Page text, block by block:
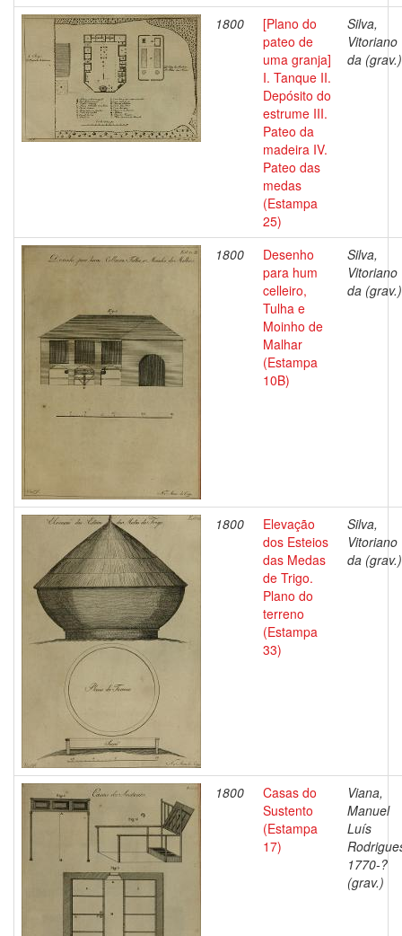
1800
[Plano do
pateo de
uma granja]
I. Tanque II.
Depósito do
estrume III.
Pateo da
madeira IV.
Pateo das
medas
(Estampa
25)
Silva,
Vitoriano
da (grav.)
1800
Desenho
para hum
celleiro,
Tulha e
Moinho de
Malhar
(Estampa
10B)
Silva,
Vitoriano
da (grav.)
1800
Elevação
dos Esteios
das Medas
de Trigo.
Plano do
terreno
(Estampa
33)
Silva,
Vitoriano
da (grav.)
1800
Casas do
Sustento
(Estampa
17)
Viana,
Manuel
Luís
1770-?
(grav.)